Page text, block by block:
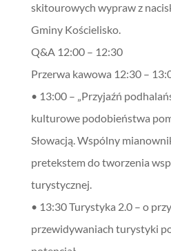
skitourowych wypraw z
Gminy Kościelisko.
Q&A 12:00 – 12:30
Przerwa kawowa 12:30 –
• 13:00 – „Przyjaźń
kulturowe podobieństwa
Słowacją. Wspólny
pretekstem do tworzenia
turystycznej.
• 13:30 Turystyka 2.0 – o
przewidywaniach turystyki